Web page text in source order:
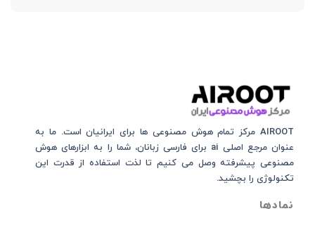
AIROOT مرکز تمام هوش مصنوعی‌‌‌ ها برای ایرانیان است. ما به
عنوان مرجع اصلی ai برای فارسی زبانان، شما را به ابزارهای هوش
مصنوعی پیشرفته وصل می کنیم تا لذت استفاده از قدرت این
تکنولوژی را بچشید.
نمادها